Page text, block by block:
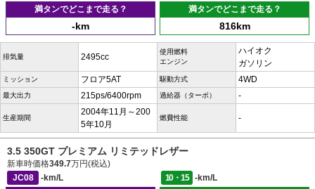
満タンでどこまで走る？
-km
満タンでどこまで走る？
816km
排気量 2495cc
使用燃料
エンジン
ハイオク
ガソリン
ミッション フロア5AT 駆動方式 4WD
最大出力 215ps/6400rpm 過給器（ターボ） -
生産期間
2004年11月～200
5年10月
燃費性能 -
3.5 350GT プレミアム リミテッドレザー
新車時価格349.7万円(税込)
JC08
-km/L 10・15
-km/L